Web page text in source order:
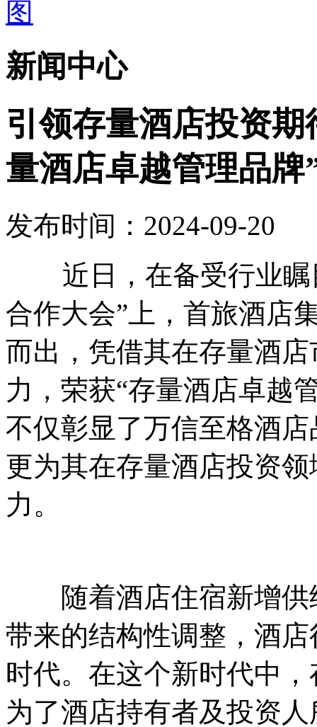
新闻中心
引领存量酒店投资
量酒店卓越管理品牌
发布时间：2024-09-20
近日，在备受行业瞩
合作大会”上，首旅酒店
而出，凭借其在存量酒
力，荣获“存量酒店卓越
不仅彰显了万信至格酒
更为其在存量酒店投资
力。
随着酒店住宿新增供
带来的结构性调整，酒
时代。在这个新时代中
为了酒店持有者及投资